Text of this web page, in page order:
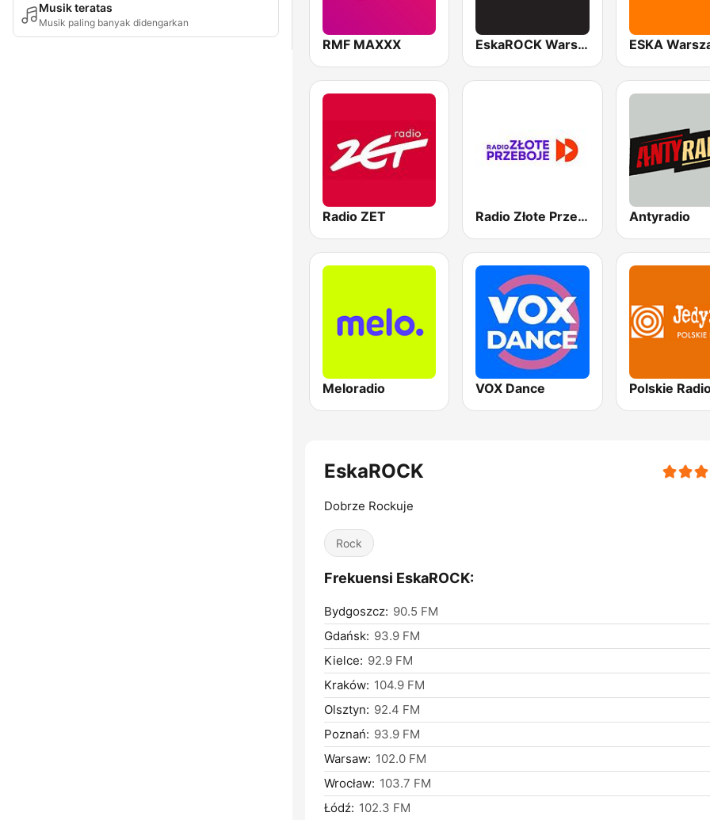
Musik teratas
Musik paling banyak didengarkan
RMF MAXXX EskaROCK Warszawa ESKA
Radio ZET Radio Złote Przeboje Antyradio
Meloradio VOX Dance
EskaROCK
Dobrze Rockuje
Rock
Frekuensi EskaROCK:
Bydgoszcz: 90.5 FM
Gdańsk: 93.9 FM
Kielce: 92.9 FM
Kraków: 104.9 FM
Olsztyn: 92.4 FM
Poznań: 93.9 FM
Warsaw: 102.0 FM
Wrocław: 103.7 FM
Łódź: 102.3 FM